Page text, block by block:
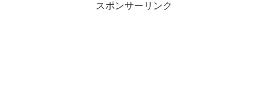
スポンサーリンク